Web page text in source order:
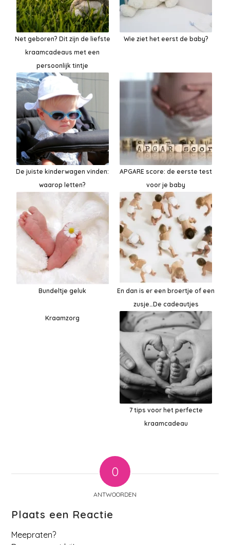
Net geboren? Dit zijn de liefste
kraamcadeaus met een
persoonlijk tintje
Wie ziet het eerst de baby?
De juiste kinderwagen vinden:
waarop letten?
APGARE score: de eerste test
voor je baby
Bundeltje geluk
En dan is er een broertje of een
zusje…De cadeautjes
Kraamzorg
7 tips voor het perfecte
kraamcadeau
0
ANTWOORDEN
Plaats een Reactie
Meepraten?